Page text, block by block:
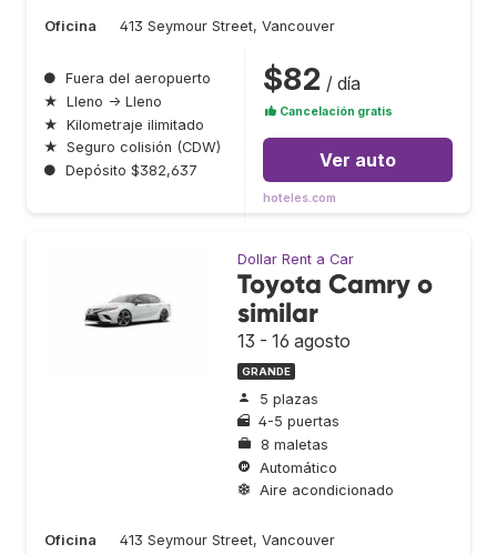
Oficina 413 Seymour Street, Vancouver
● Fuera del aeropuerto
★ Lleno → Lleno
★ Kilometraje ilimitado
★ Seguro colisión (CDW)
● Depósito $382,637
$82 / día
Cancelación gratis
Ver auto
hoteles.com
Dollar Rent a Car
Toyota Camry o
similar
13 - 16 agosto
GRANDE
5 plazas
4-5 puertas
8 maletas
Automático
Aire acondicionado
Oficina 413 Seymour Street, Vancouver